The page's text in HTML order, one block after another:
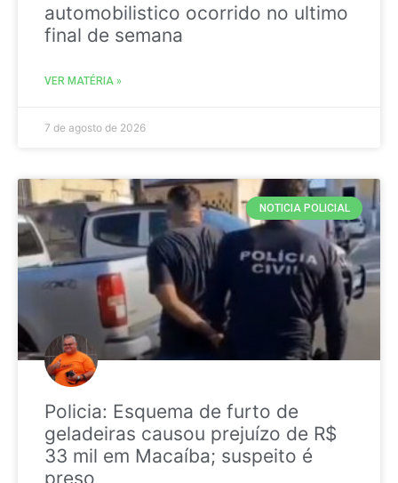
automobilistico ocorrido no ultimo
final de semana
VER MATÉRIA »
7 de agosto de 2026
NOTICIA POLICIAL
Policia: Esquema de furto de
geladeiras causou prejuízo de R$
33 mil em Macaíba; suspeito é
preso